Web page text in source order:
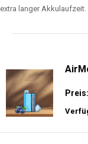
extra langer Akkulaufzeit.